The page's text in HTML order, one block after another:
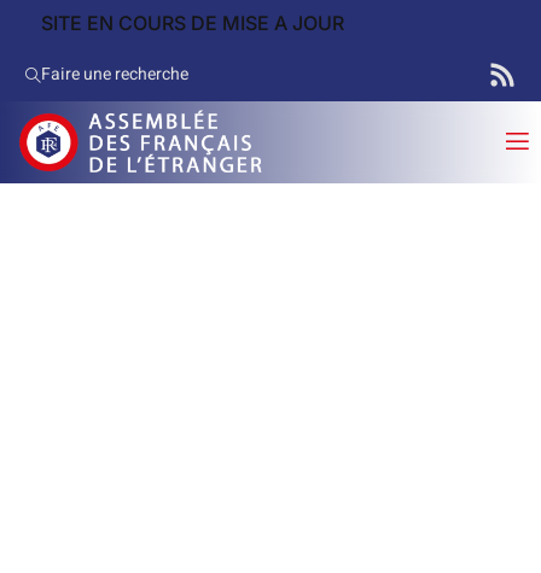
SITE EN COURS DE MISE A JOUR
Faire une recherche